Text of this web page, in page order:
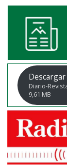
Descargar
Diario-
9,61 MB